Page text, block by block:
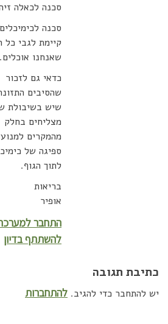
סכנה לכאלה
סכנה לכימיכלים
קיימת לגבי כל
שאנחנו אוכלים.
כדאי גם לזכור
שהסיבים
שיש בשיבולת
מצליחים בחלק
מהמקרים למנוע
ספיגה של
לתוך הגוף.
בריאות
אופיר
התחבר
להשתתף בדיון
כתיבת תגובה
יש להתחבר כדי להגיב. להתחברות